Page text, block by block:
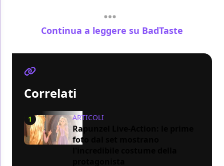
Continua a leggere su BadTaste
Correlati
1 ARTICOLI
Rapunzel Live-Action: le prime
foto dal set mostrano